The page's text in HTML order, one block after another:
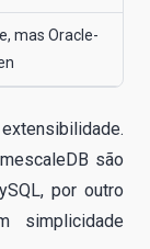
mas Oracle-
são
por outro
simplicidade